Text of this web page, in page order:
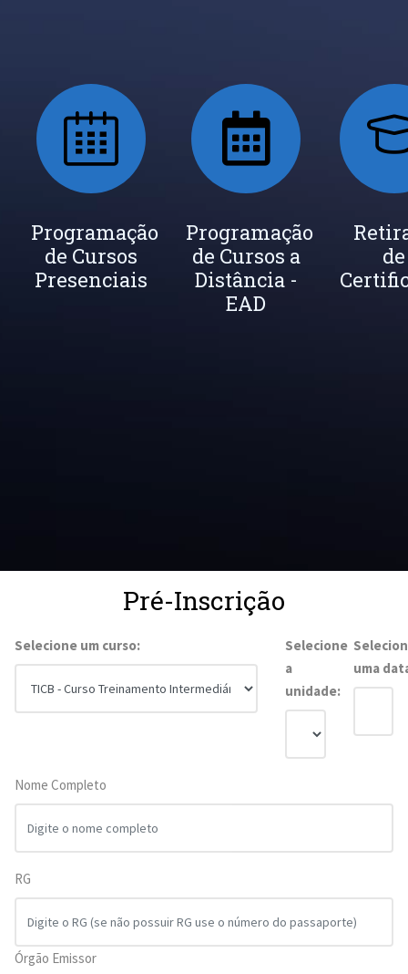
Seja um
Instrutor
Inscrição
Newsletter
Programação
de Cursos
Presenciais
Programação
de Cursos a
Distância -
EAD
de
Pré-Inscrição
Selecione um curso:
Selecione
a
unidade:
uma
Nome Completo
RG
Órgão Emissor